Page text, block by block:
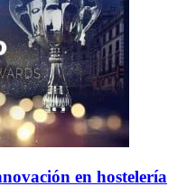
en hostelería